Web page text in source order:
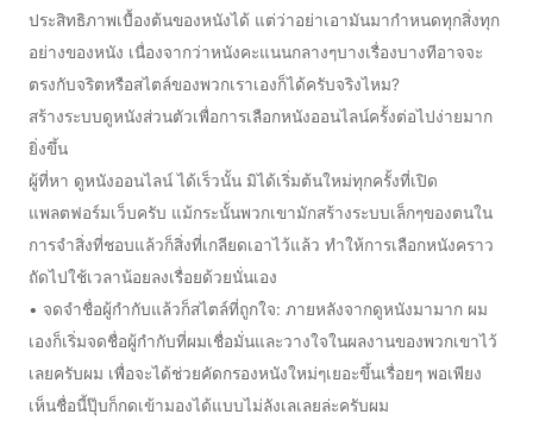
ประสิทธิภาพเบื้องต้นของหนังได้ แต่ว่าอย่าเอามันมากำหนดทุกสิ่งทุก
อย่างของหนัง เนื่องจากว่าหนังคะแนนกลางๆบางเรื่องบางทีอาจจะ
ตรงกับจริตหรือสไตล์ของพวกเราเองก็ได้ครับจริงไหม?
สร้างระบบดูหนังส่วนตัวเพื่อการเลือกหนังออนไลน์ครั้งต่อไปง่ายมาก
ยิ่งขึ้น
ผู้ที่หา ดูหนังออนไลน์ ได้เร็วนั้น มิได้เริ่มต้นใหม่ทุกครั้งที่เปิด
แพลตฟอร์มเว็บครับ แม้กระนั้นพวกเขามักสร้างระบบเล็กๆของตนใน
การจำสิ่งที่ชอบแล้วก็สิ่งที่เกลียดเอาไว้แล้ว ทำให้การเลือกหนังคราว
ถัดไปใช้เวลาน้อยลงเรื่อยด้วยนั่นเอง
• จดจำชื่อผู้กำกับแล้วก็สไตล์ที่ถูกใจ: ภายหลังจากดูหนังมามาก ผม
เองก็เริ่มจดชื่อผู้กำกับที่ผมเชื่อมั่นและวางใจในผลงานของพวกเขาไว้
เลยครับผม เพื่อจะได้ช่วยคัดกรองหนังใหม่ๆเยอะขึ้นเรื่อยๆ พอเพียง
เห็นชื่อนี้ปุ๊บก็กดเข้ามองได้แบบไม่ลังเลเลยล่ะครับผม